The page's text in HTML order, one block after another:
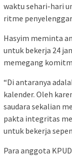
waktu sehari-hari
ritme
Hasyim meminta
untuk bekerja 24
memegang
“Di antaranya
kalender. Oleh
saudara sekalian
pakta integritas
untuk bekerja
Para anggota